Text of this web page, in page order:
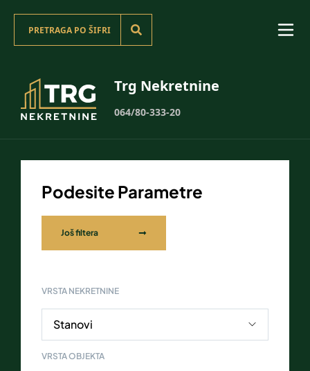
Trg Nekretnine
064/80-333-20
Podesite Parametre
Još filtera
VRSTA NEKRETNINE
VRSTA OBJEKTA